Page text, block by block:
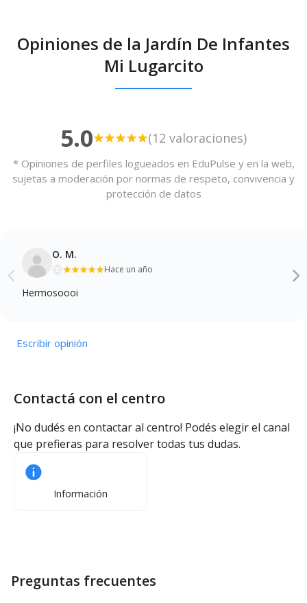
Opiniones de la Jardín De Infantes
Mi Lugarcito
5.0 (12 valoraciones)
* Opiniones de perfiles logueados en EduPulse y en la web,
sujetas a moderación por normas de respeto, convivencia y
protección de datos
O. M.
Hace un año
Hermosoooi
Escribir opinión
Contactá con el centro
¡No dudés en contactar al centro! Podés elegir el canal
que prefieras para resolver todas tus dudas.
Información
Preguntas frecuentes